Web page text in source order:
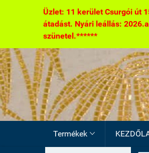
Üzlet: 11 kerület Csurgói út
átadást. Nyári leállás:
szünetel.******
Termékek 